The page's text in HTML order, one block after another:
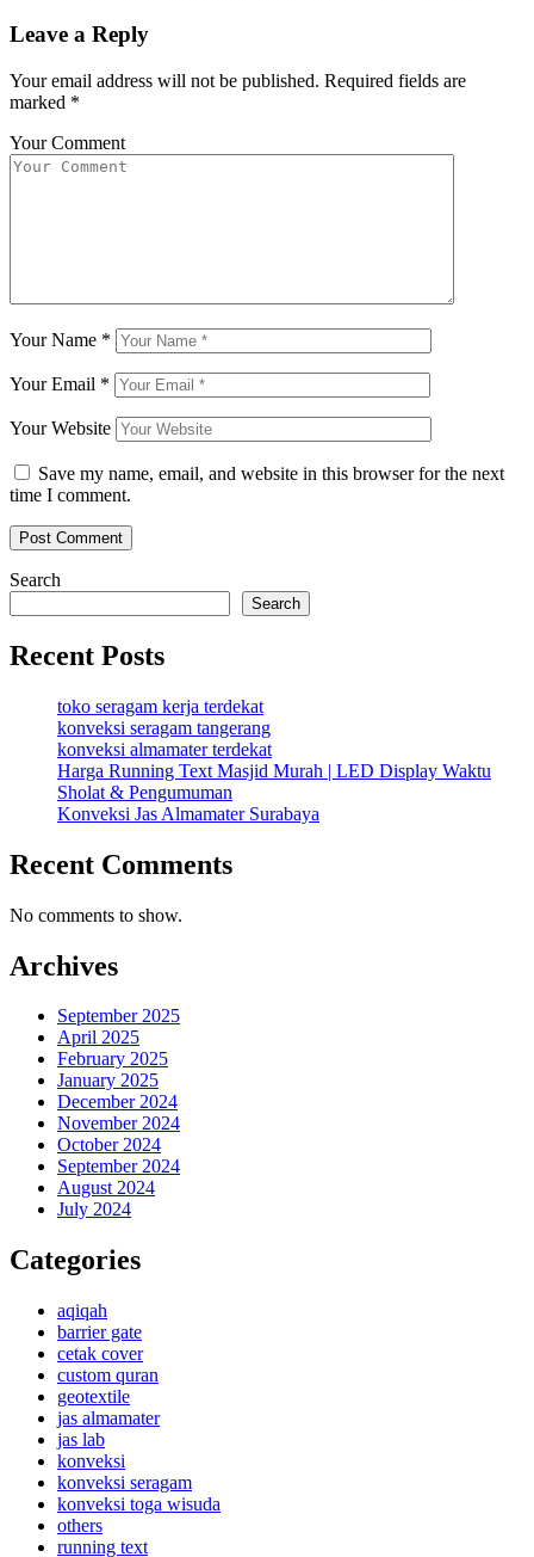
Leave a Reply
Your email address will not be published. Required fields are
marked *
Your Comment
Your Name *
Your Email *
Your Website
Save my name, email, and website in this browser for the next
time I comment.
Search
Search
Recent Posts
toko seragam kerja terdekat
konveksi seragam tangerang
konveksi almamater terdekat
Harga Running Text Masjid Murah | LED Display Waktu
Sholat & Pengumuman
Konveksi Jas Almamater Surabaya
Recent Comments
No comments to show.
Archives
September 2025
April 2025
February 2025
January 2025
December 2024
November 2024
October 2024
September 2024
August 2024
July 2024
Categories
aqiqah
barrier gate
cetak cover
custom quran
geotextile
jas almamater
jas lab
konveksi
konveksi seragam
konveksi toga wisuda
others
running text